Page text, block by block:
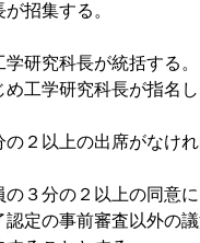
招集する。
研究科長が統括する。
工学研究科長が指名し
２以上の出席がなけ
３分の２以上の同意に
定の事前審査以外の